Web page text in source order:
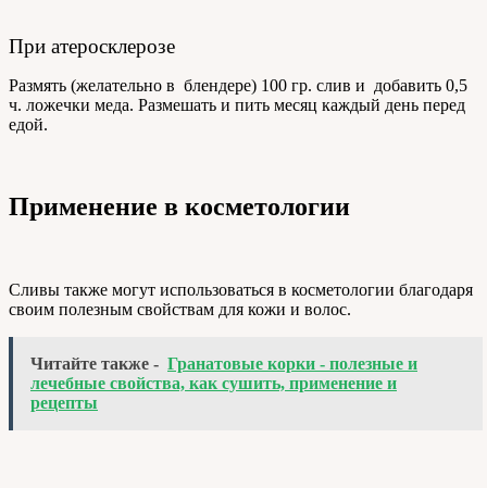
При атеросклерозе
Размять (желательно в блендере) 100 гр. слив и добавить 0,5
ч. ложечки меда. Размешать и пить месяц каждый день перед
едой.
Применение в косметологии
Сливы также могут использоваться в косметологии благодаря
своим полезным свойствам для кожи и волос.
Читайте также - Гранатовые корки - полезные и
лечебные свойства, как сушить, применение и
рецепты